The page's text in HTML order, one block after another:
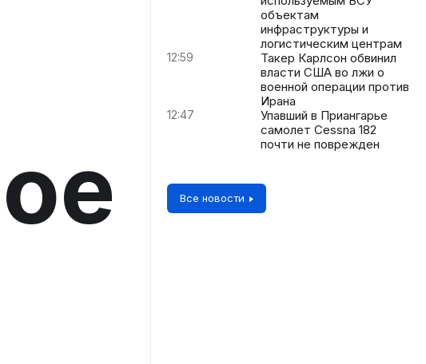
объектам
инфраструктуры и
логистическим центрам
12:59
Такер Карлсон обвинил
власти США во лжи о
военной операции против
Ирана
12:47
Упавший в Приангарье
самолет Cessna 182
почти не поврежден
Все новости